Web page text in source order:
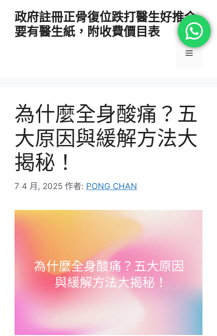
政府註冊正骨復位跌打醫生好推介
要有醫生紙，附收費價目表
選
為什麼全身酸痛？五
大原因與緩解方法大
揭秘！
7 4 月, 2025 作者: PONG CHAN